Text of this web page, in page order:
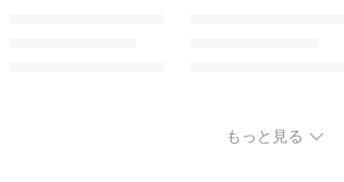
もっと見る